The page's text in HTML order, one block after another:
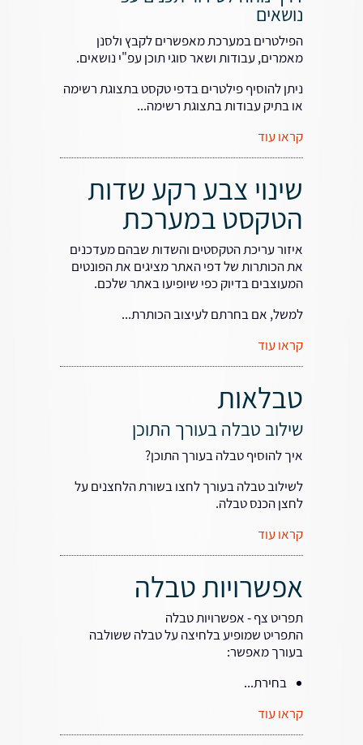
נושאים
הפילטרים במערכת מאפשרים לקבץ ולסנן
מאמרים, עבודות ושאר סוגי תוכן עפ"י נושאים.
ניתן להוסיף פילטרים בדפי טקסט בתצוגת רשימה
או בתיק עבודות בתצוגת רשימה...
קראו עוד
שינוי צבע רקע שדות
הטקסט במערכת
איזור עריכת הטקסטים והשדות שבהם מעדכנים
את הכותרות של דפי האתר מציגים את הפונטים
המעוצבים בדיוק כפי שיופיעו באתר שלכם.
למשל, אם בחרתם לעיצוב הכותרת...
קראו עוד
טבלאות
שילוב טבלה בעורך התוכן
איך להוסיף טבלה בעורך התוכן?
לשילוב טבלה בעורך לחצו בשורת הלחצנים על
לחצן הכנס טבלה.
קראו עוד
אפשרויות טבלה
תפריט צף - אפשרויות טבלה
התפריט שמופיע בלחיצה על טבלה ששולבה
בעורך מאפשר:
בחירת...
קראו עוד